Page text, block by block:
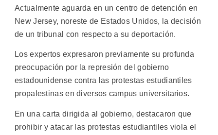
Actualmente aguarda en un centro de detención en
New Jersey, noreste de Estados Unidos, la decisión
de un tribunal con respecto a su deportación.
Los expertos expresaron previamente su profunda
preocupación por la represión del gobierno
estadounidense contra las protestas estudiantiles
propalestinas en diversos campus universitarios.
En una carta dirigida al gobierno, destacaron que
prohibir y atacar las protestas estudiantiles viola el